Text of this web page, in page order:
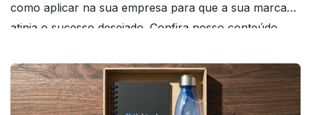
como aplicar na sua empresa para que a sua marca
atinja o sucesso desejado. Confira nosso conteúdo